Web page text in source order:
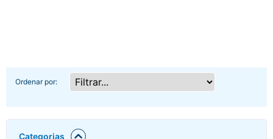
Categorias
Ordenar por: